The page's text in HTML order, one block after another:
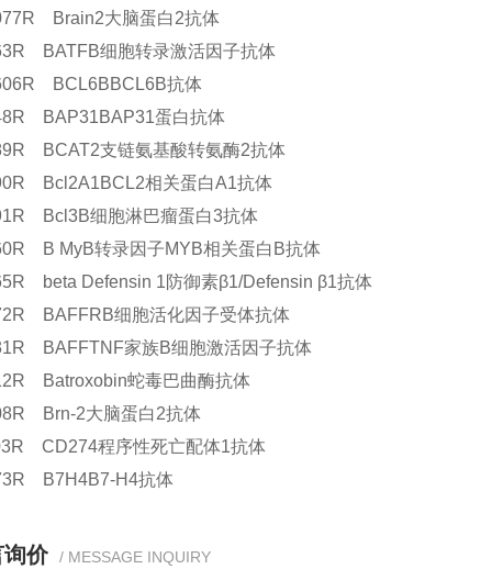
Brain2大脑蛋白2抗体
BATFB细胞转录激活因子抗体
BCL6BBCL6B抗体
BAP31BAP31蛋白抗体
BCAT2支链氨基酸转氨酶2抗体
Bcl2A1BCL2相关蛋白A1抗体
Bcl3B细胞淋巴瘤蛋白3抗体
B MyB转录因子MYB相关蛋白B抗体
beta Defensin 1防御素β1/Defensin β1抗体
BAFFRB细胞活化因子受体抗体
BAFFTNF家族B细胞激活因子抗体
Batroxobin蛇毒巴曲酶抗体
Brn-2大脑蛋白2抗体
CD274程序性死亡配体1抗体
B7H4B7-H4抗体
价 / MESSAGE INQUIRY